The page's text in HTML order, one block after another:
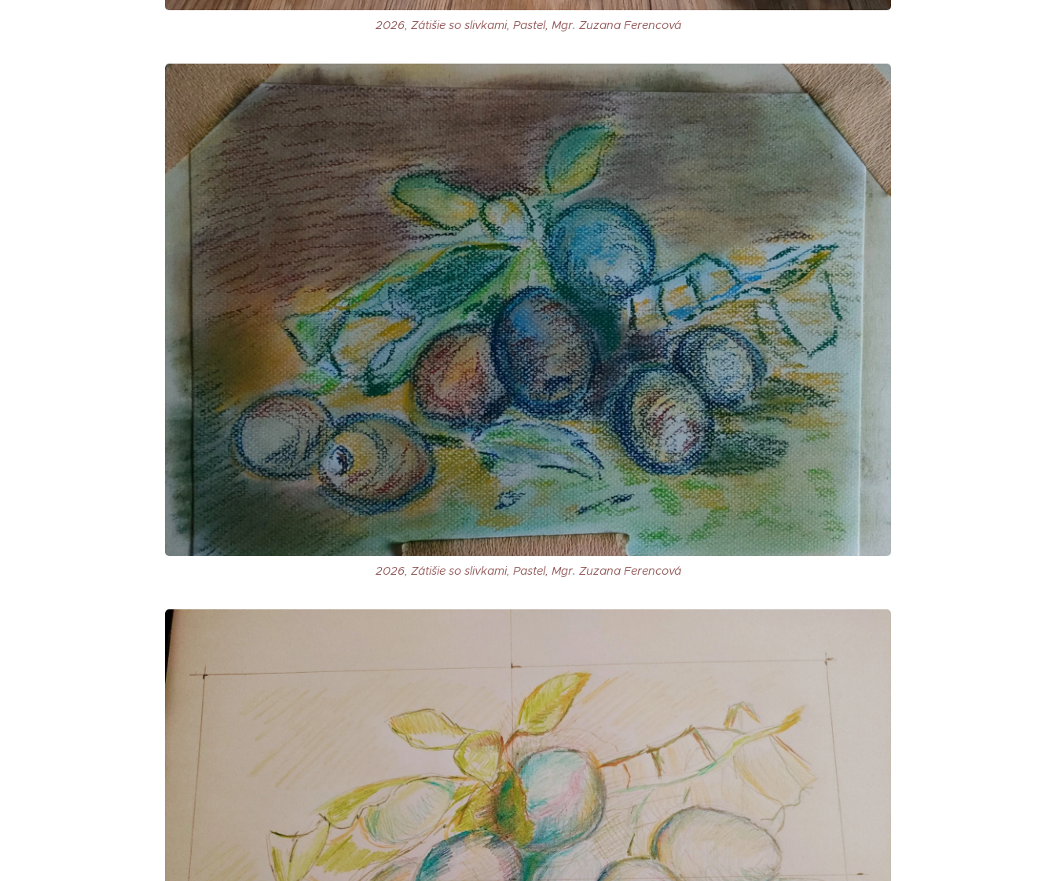
2026, Zátišie so slivkami, Pastel, Mgr. Zuzana Ferencová
2026, Zátišie so slivkami, Pastel, Mgr. Zuzana Ferencová